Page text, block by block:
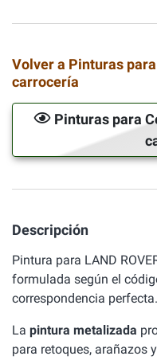
Volver a Pinturas
carrocería
Pinturas para
Descripción
Pintura para LAND
formulada según el
correspondencia perfecta.
La pintura metalizada
para retoques, arañazos